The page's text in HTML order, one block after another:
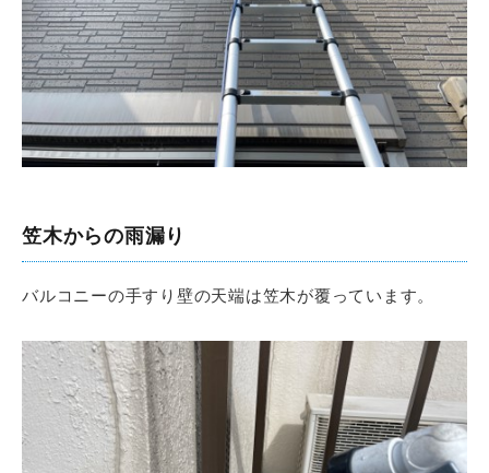
笠木からの雨漏り
バルコニーの手すり壁の天端は笠木が覆っています。